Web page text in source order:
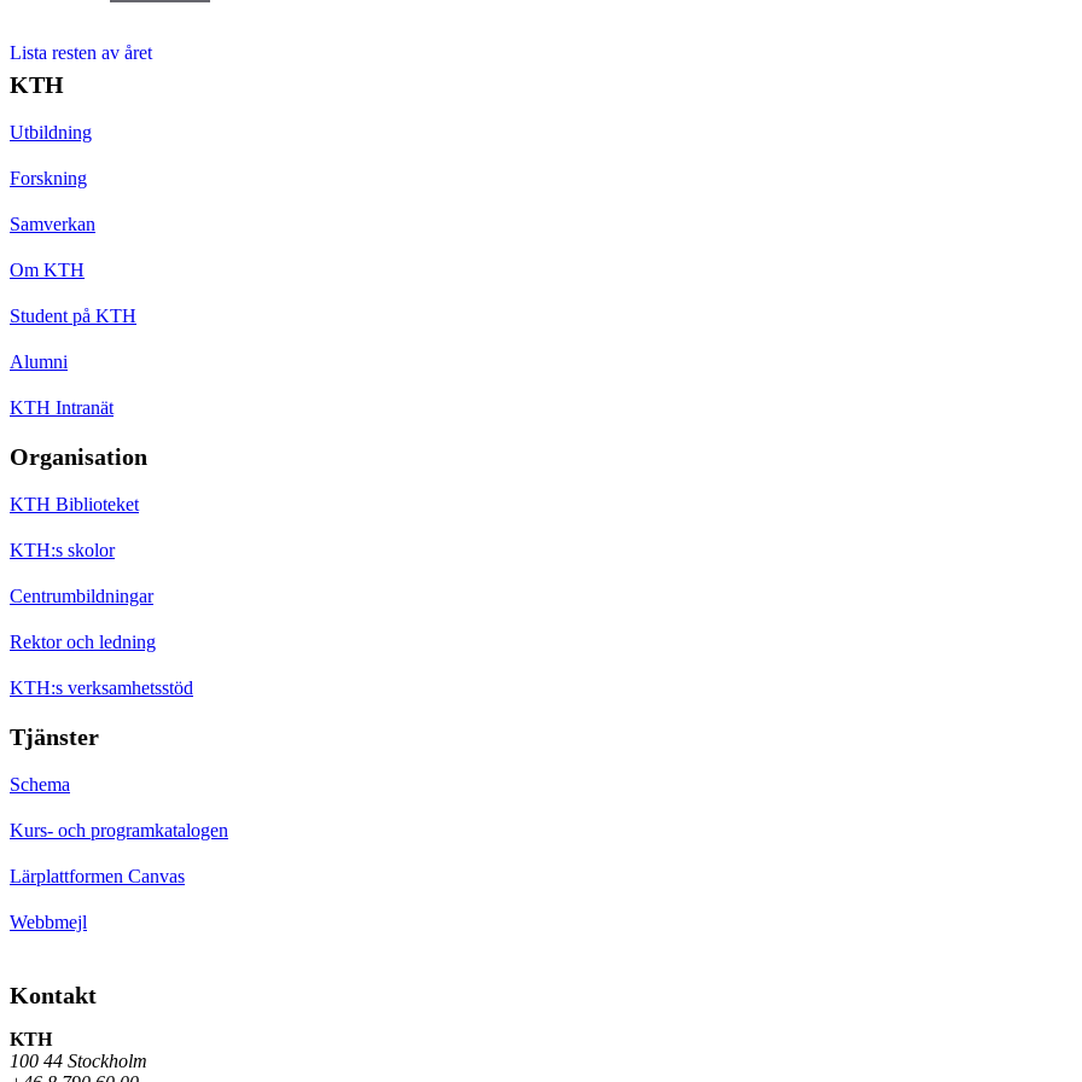
Lista resten av året
KTH
Utbildning
Forskning
Samverkan
Om KTH
Student på KTH
Alumni
KTH Intranät
Organisation
KTH Biblioteket
KTH:s skolor
Centrumbildningar
Rektor och ledning
KTH:s verksamhetsstöd
Tjänster
Schema
Kurs- och programkatalogen
Lärplattformen Canvas
Webbmejl
Kontakt
KTH
100 44 Stockholm